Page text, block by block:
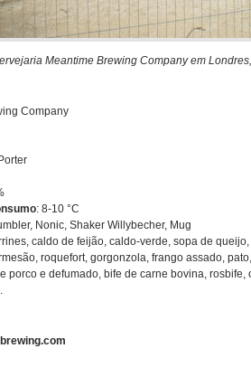
Meantime Brewing Company em
Company
: 8-10 °C
Nonic, Shaker Willybecher, Mug
caldo de feijão, caldo-verde, sopa de
roquefort, gorgonzola, frango assado,
porco e defumado, bife de carne bovina, rosbife,